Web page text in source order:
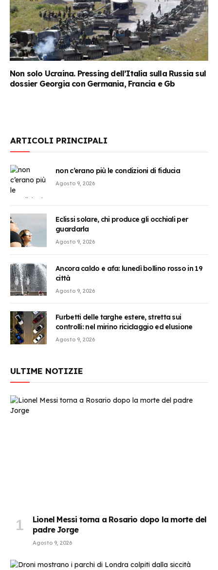
Non solo Ucraina. Pressing dell’Italia sulla Russia sul
dossier Georgia con Germania, Francia e Gb
ARTICOLI PRINCIPALI
non c’erano più le condizioni di fiducia
Agosto 9, 2026
Eclissi solare, chi produce gli occhiali per
guardarla
Agosto 9, 2026
Ancora caldo e afa: lunedì bollino rosso in 19
città
Agosto 9, 2026
Furbetti delle targhe estere, stretta sui
controlli: nel mirino riciclaggio ed elusione
Agosto 9, 2026
ULTIME NOTIZIE
Lionel Messi torna a Rosario dopo la morte del
padre Jorge
Agosto 9, 2026